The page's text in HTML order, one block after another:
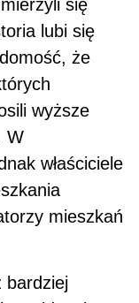
się
lubi się
że
wyższe
W
właściciele
mieszkań
bardziej